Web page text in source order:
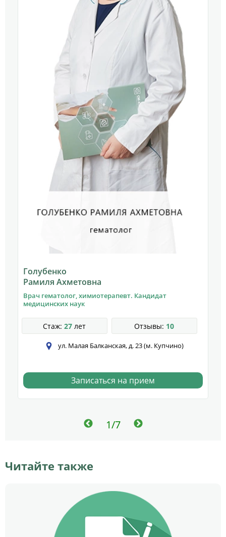
Голубенко
Рамиля Ахметовна
Врач гематолог, химиотерапевт. Кандидат
медицинских наук
Стаж: 27 лет Отзывы: 10
ул. Малая Балканская, д. 23 (м. Купчино)
Записаться на прием
1/7
Читайте также